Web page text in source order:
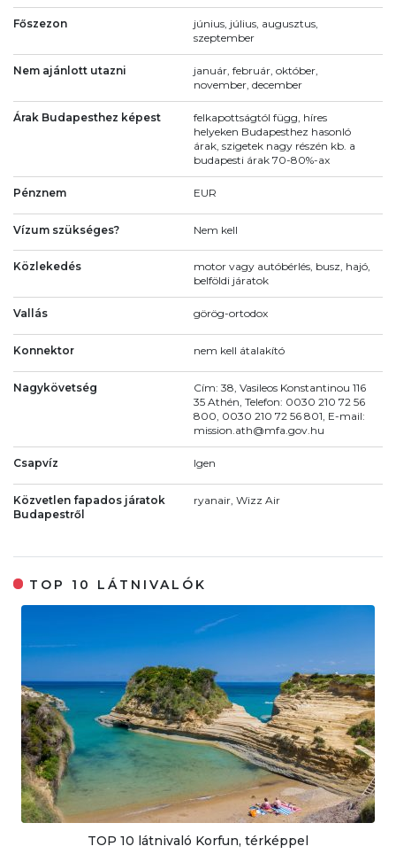
Főszezon
június, július, augusztus,
szeptember
Nem ajánlott utazni
január, február, október,
november, december
Árak Budapesthez képest
felkapottságtól függ, híres
helyeken Budapesthez hasonló
árak, szigetek nagy részén kb. a
budapesti árak 70-80%-ax
Pénznem EUR
Vízum szükséges? Nem kell
Közlekedés
motor vagy autóbérlés, busz, hajó,
belföldi járatok
Vallás görög-ortodox
Konnektor nem kell átalakító
Nagykövetség
Cím: 38, Vasileos Konstantinou 116
35 Athén, Telefon: 0030 210 72 56
800, 0030 210 72 56 801, E-mail:
mission.ath@mfa.gov.hu
Csapvíz Igen
Közvetlen fapados járatok
Budapestről
ryanair, Wizz Air
TOP 10 LÁTNIVALÓK
TOP 10 látnivaló Korfun, térképpel